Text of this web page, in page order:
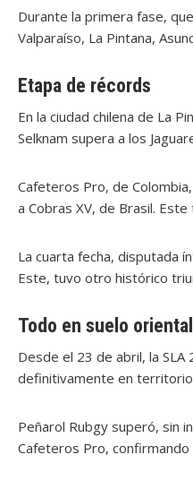
el escenario de la segunda
del torneo. Seis equipos
conjunto local, Peñarol
Durante la primera fase,
Valparaíso, La Pintana,
sudamericano. La tercera
dejaron resultados que
extraños.
Etapa de récords
En la ciudad chilena de La
Selknam supera a los
argentino en toda la
tanto, en Asunción,
Cafeteros Pro, de
a Cobras XV, de Brasil.
Luego llegó el momento de
venció por 15 a 13 a
certamen.
La cuarta fecha, disputada
Este, tuvo otro histórico
tomaron la cima del torneo
Todo en suelo oriental
Desde el 23 de abril, la SLA
definitivamente en territorio
segunda etapa y,
final.
Peñarol Rubgy superó, sin
Cafeteros Pro,